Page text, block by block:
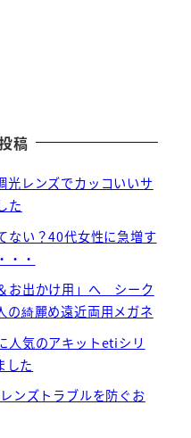
稿
光レンズでカッコいいサ
た
ない？40代女性に急増す
・・
お出かけ用」へ シーク
の綺麗め遠近両用メガネ
人気のアキットetiシリ
した
ンズトラブルを防ぐお